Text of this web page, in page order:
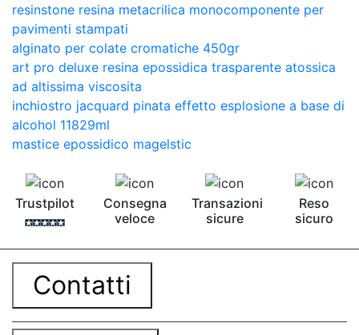
resinstone resina metacrilica monocomponente per
pavimenti stampati
alginato per colate cromatiche 450gr
art pro deluxe resina epossidica trasparente atossica
ad altissima viscosita
inchiostro jacquard pinata effetto esplosione a base di
alcohol 11829ml
mastice epossidico magelstic
Trustpilot
Consegna
veloce
Transazioni
sicure
Reso
sicuro
Contatti